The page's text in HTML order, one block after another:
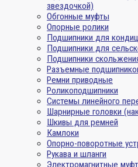
звездочкой)
Обгонные муфты
Опорные ролики
Подшипники для
Подшипники для
Подшипники
Разъемные
Ремни приводные
Роликоподшипники
Системы линейного
Шарнирные головки
Шкивы для ремней
Камлоки
Опорно-поворотные
Рукава и шланги
Электромагнитные